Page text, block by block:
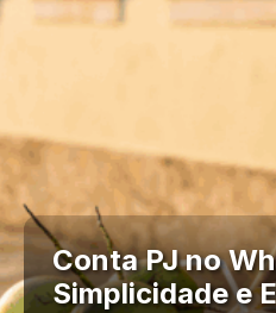
Conta PJ no
Simplicidade e